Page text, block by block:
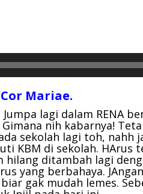
Mariae.
lagi dalam RENA
nih kabarnya!
sekolah lagi toh, nahh
KBM di sekolah.
hilang ditambah lagi
yang berbahaya.
gak mudah lemes.